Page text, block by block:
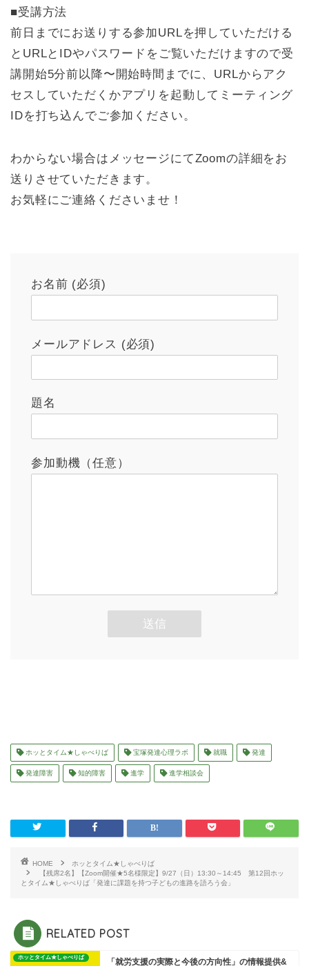
■受講方法
前日までにお送りする参加URLを押していただける
とURLとIDやパスワードをご覧いただけますので受
講開始5分前以降〜開始時間までに、URLからアク
セスしていただくかアプリを起動してミーティング
IDを打ち込んでご参加ください。
わからない場合はメッセージにてZoomの詳細をお
送りさせていただきます。
お気軽にご連絡くださいませ！
お名前 (必須)
メールアドレス (必須)
題名
参加動機（任意）
ホッとタイム★しゃべりば 宝塚発達心理ラボ 就職 発達
発達障害 知的障害 進学 進学相談会
HOME
ホッとタイム★しゃべりば
【残席2名】【Zoom開催★5名様限定】9/27（日）13:30～14:45 第12回ホッ
とタイム★しゃべりば「発達に課題を持つ子どもの進路を語ろう会」
RELATED POST
ホッとタイム★しゃべりば
「就労支援の実際と今後の方向性」の情報提供&